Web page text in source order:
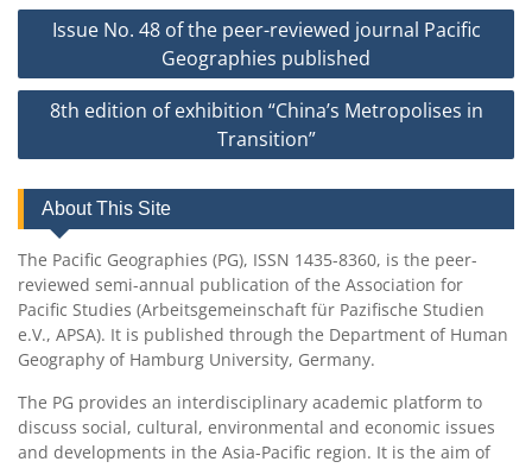
Post
Issue No. 48 of the peer-reviewed journal Pacific
Geographies published
8th edition of exhibition “China’s Metropolises in
Transition”
About This Site
The Pacific Geographies (PG), ISSN 1435-8360, is the peer-
reviewed semi-annual publication of the Association for
Pacific Studies (Arbeitsgemeinschaft für Pazifische Studien
e.V., APSA). It is published through the Department of Human
Geography of Hamburg University, Germany.
The PG provides an interdisciplinary academic platform to
discuss social, cultural, environmental and economic issues
and developments in the Asia-Pacific region. It is the aim of